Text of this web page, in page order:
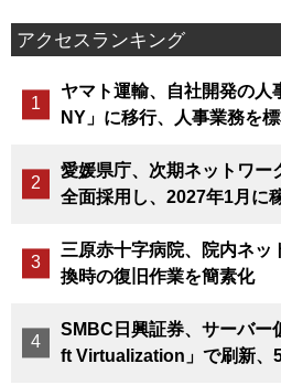
アクセスランキング
ヤマト運輸、自社開発の人
NY」に移行、人事業務を
愛媛県庁、次期ネットワー
全面採用し、2027年1月に
三原赤十字病院、院内ネッ
換時の復旧作業を簡素化
SMBC日興証券、サーバー
ft Virtualization」で刷新、